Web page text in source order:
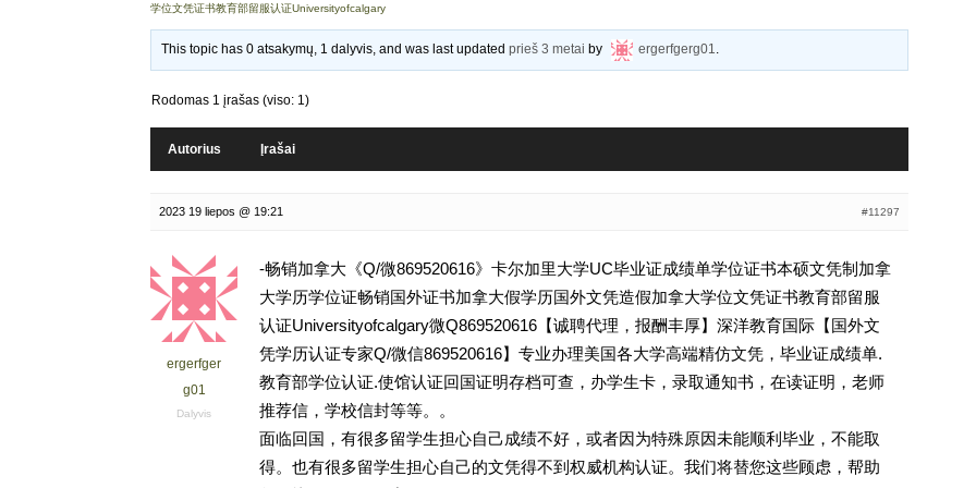
学位文凭证书教育部留服认证Universityofcalgary
This topic has 0 atsakymų, 1 dalyvis, and was last updatedprieš 3 metai by ergerfgerg01.
Rodomas 1 įrašas (viso: 1)
Autorius Įrašai
2023 19 liepos @ 19:21 #11297
ergerfger
g01
Dalyvis
-畅销加拿大《Q/微869520616》卡尔加里大学UC毕业证成绩单学位证书本硕文凭制加拿
大学历学位证畅销国外证书加拿大假学历国外文凭造假加拿大学位文凭证书教育部留服
认证Universityofcalgary微Q869520616【诚聘代理，报酬丰厚】深洋教育国际【国外文
凭学历认证专家Q/微信869520616】专业办理美国各大学高端精仿文凭，毕业证成绩单.
教育部学位认证.使馆认证回国证明存档可查，办学生卡，录取通知书，在读证明，老师
推荐信，学校信封等等。。
面临回国，有很多留学生担心自己成绩不好，或者因为特殊原因未能顺利毕业，不能取
得。也有很多留学生担心自己的文凭得不到权威机构认证。我们将替您这些顾虑，帮助